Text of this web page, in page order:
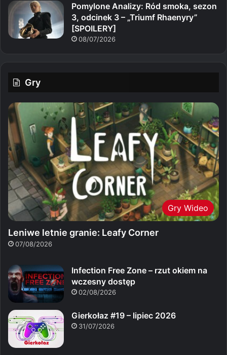
Pomylone Analizy: Ród smoka, sezon
3, odcinek 3 – „Triumf Rhaenyry”
[SPOILERY]
08/07/2026
Gry
Gry Wideo
Leniwe letnie granie: Leafy Corner
07/08/2026
Infection Free Zone – rzut okiem na
wczesny dostęp
02/08/2026
Gierkołaz #19 – lipiec 2026
31/07/2026